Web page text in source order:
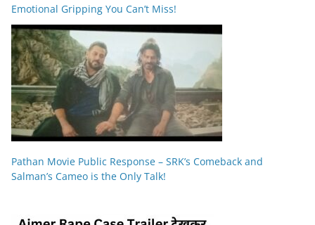
Emotional Gripping You Can’t Miss!
Pathan Movie Public Response – SRK’s Comeback and
Salman’s Cameo is the Only Talk!